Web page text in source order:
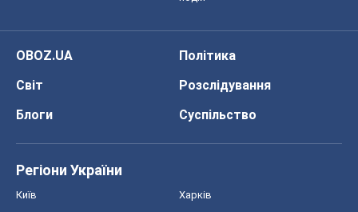
OBOZ.UA
Політика
Світ
Розслідування
Блоги
Суспільство
Регіони України
Київ Харків